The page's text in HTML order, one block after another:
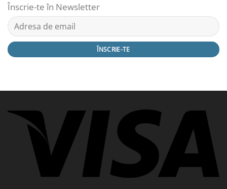
Înscrie-te în Newsletter